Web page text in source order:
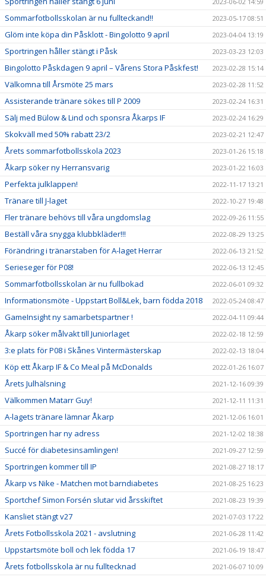
Sommarfotbollsskolan är nu fullteckand!! 2023-05-17 08:51
Glöm inte köpa din Påsklott - Bingolotto 9 april 2023-04-04 13:19
Sportringen håller stängt i Påsk 2023-03-23 12:03
Bingolotto Påskdagen 9 april – Vårens Stora Påskfest! 2023-02-28 15:14
Välkomna till Årsmöte 25 mars 2023-02-28 11:52
Assisterande tränare sökes till P 2009 2023-02-24 16:31
Sälj med Bülow & Lind och sponsra Åkarps IF 2023-02-24 16:29
Skokväll med 50% rabatt 23/2 2023-02-21 12:47
Årets sommarfotbollsskola 2023 2023-01-26 15:18
Åkarp söker ny Herransvarig 2023-01-22 16:03
Perfekta julklappen! 2022-11-17 13:21
Tränare till J-laget 2022-10-27 19:48
Fler tränare behövs till våra ungdomslag 2022-09-26 11:55
Beställ våra snygga klubbkläder!!! 2022-08-29 13:25
Förändring i tränarstaben för A-laget Herrar 2022-06-13 21:52
Serieseger för P08! 2022-06-13 12:45
Sommarfotbollsskolan är nu fullbokad 2022-06-01 09:32
Informationsmöte - Uppstart Boll&Lek, barn födda 2018 2022-05-24 08:47
GameInsight ny samarbetspartner ! 2022-04-11 09:44
Åkarp söker målvakt till Juniorlaget 2022-02-18 12:59
3:e plats för P08 i Skånes Vintermästerskap 2022-02-13 18:04
Köp ett Åkarp IF & Co Meal på McDonalds 2022-01-26 16:07
Årets Julhälsning 2021-12-16 09:39
Välkommen Matarr Guy! 2021-12-11 11:31
A-lagets tränare lämnar Åkarp 2021-12-06 16:01
Sportringen har ny adress 2021-12-02 18:38
Succé för diabetesinsamlingen! 2021-09-27 12:59
Sportringen kommer till IP 2021-08-27 18:17
Åkarp vs Nike - Matchen mot barndiabetes 2021-08-25 16:23
Sportchef Simon Forsén slutar vid årsskiftet 2021-08-23 19:39
Kansliet stängt v27 2021-07-03 17:22
Årets Fotbollsskola 2021 - avslutning 2021-06-28 11:42
Uppstartsmöte boll och lek födda 17 2021-06-19 18:47
Årets fotbollsskola är nu fulltecknad 2021-06-07 10:09